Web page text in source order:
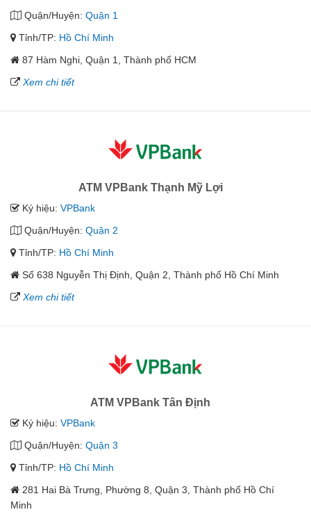
Quận/Huyện: Quận 1
Tỉnh/TP: Hồ Chí Minh
87 Hàm Nghi, Quận 1, Thành phố HCM
Xem chi tiết
ATM VPBank Thạnh Mỹ Lợi
Ký hiệu: VPBank
Quận/Huyện: Quận 2
Tỉnh/TP: Hồ Chí Minh
Số 638 Nguyễn Thị Định, Quận 2, Thành phố Hồ Chí Minh
Xem chi tiết
ATM VPBank Tân Định
Ký hiệu: VPBank
Quận/Huyện: Quận 3
Tỉnh/TP: Hồ Chí Minh
281 Hai Bà Trưng, Phường 8, Quận 3, Thành phố Hồ Chí
Minh